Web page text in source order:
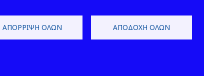
ΑΠΌΡΡΙΨΗ ΌΛΩΝ ΑΠΟΔΟΧΉ ΌΛΩΝ
by